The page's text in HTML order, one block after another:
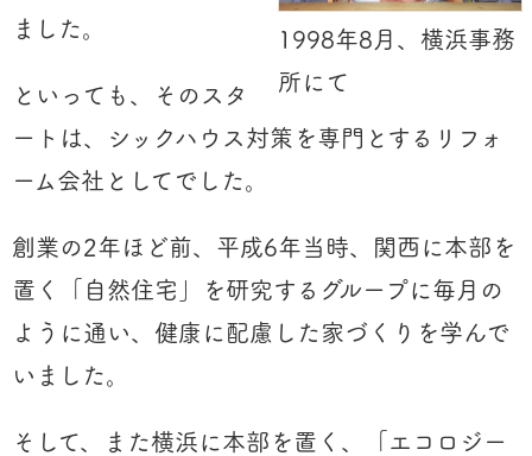
1998年8月、横浜事務
所にて
ました。
といっても、そのスタ
ートは、シックハウス対策を専門とするリフォ
ーム会社としてでした。
創業の2年ほど前、平成6年当時、関西に本部を
置く「自然住宅」を研究するグループに毎月の
ように通い、健康に配慮した家づくりを学んで
いました。
そして、また横浜に本部を置く、「エコロジー